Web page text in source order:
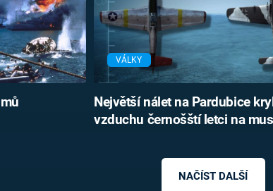
VÁLKY
Největší nálet na Pardubice
vzduchu černošští letci na
NAČÍST DALŠÍ